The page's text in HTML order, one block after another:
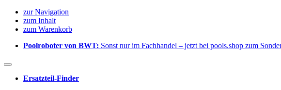
zur Navigation
zum Inhalt
zum Warenkorb
Poolroboter von BWT: Sonst nur im Fachhandel – jetzt bei pools.shop zum
Ersatzteil-Finder